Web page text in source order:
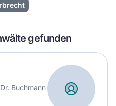
gefunden
Buchmann